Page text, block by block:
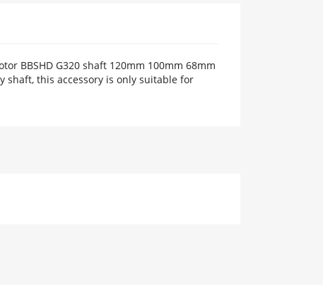
BBSHD G320 shaft 120mm 100mm 68mm
shaft, this accessory is only suitable for